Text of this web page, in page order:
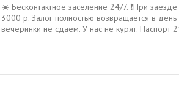
☀️ Бесконтактное заселение 24/7. ❗️При
3000 р. Залог полностью возвращается в
вечеринки не сдаем. У нас не курят. Паспорт